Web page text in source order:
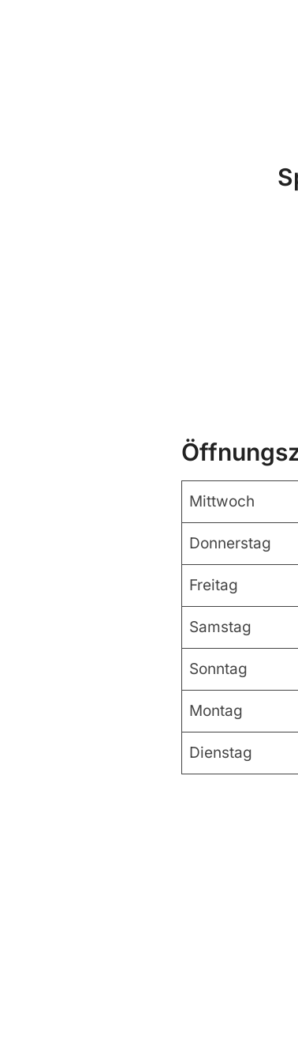
Mittwoch
Donnerstag
Freitag
Samstag
Sonntag
Montag
Dienstag